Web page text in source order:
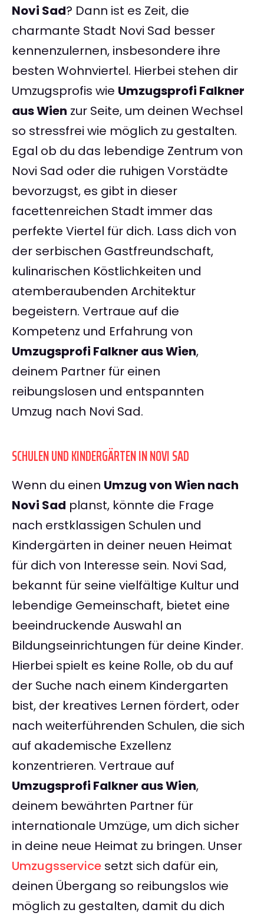
Novi Sad? Dann ist es Zeit, die
charmante Stadt Novi Sad besser
kennenzulernen, insbesondere ihre
besten Wohnviertel. Hierbei stehen dir
Umzugsprofis wie Umzugsprofi Falkner
aus Wien zur Seite, um deinen Wechsel
so stressfrei wie möglich zu gestalten.
Egal ob du das lebendige Zentrum von
Novi Sad oder die ruhigen Vorstädte
bevorzugst, es gibt in dieser
facettenreichen Stadt immer das
perfekte Viertel für dich. Lass dich von
der serbischen Gastfreundschaft,
kulinarischen Köstlichkeiten und
atemberaubenden Architektur
begeistern. Vertraue auf die
Kompetenz und Erfahrung von
Umzugsprofi Falkner aus Wien,
deinem Partner für einen
reibungslosen und entspannten
Umzug nach Novi Sad.
SCHULEN UND KINDERGÄRTEN IN NOVI SAD
Wenn du einen Umzug von Wien nach
Novi Sad planst, könnte die Frage
nach erstklassigen Schulen und
Kindergärten in deiner neuen Heimat
für dich von Interesse sein. Novi Sad,
bekannt für seine vielfältige Kultur und
lebendige Gemeinschaft, bietet eine
beeindruckende Auswahl an
Bildungseinrichtungen für deine Kinder.
Hierbei spielt es keine Rolle, ob du auf
der Suche nach einem Kindergarten
bist, der kreatives Lernen fördert, oder
nach weiterführenden Schulen, die sich
auf akademische Exzellenz
konzentrieren. Vertraue auf
Umzugsprofi Falkner aus Wien,
deinem bewährten Partner für
internationale Umzüge, um dich sicher
in deine neue Heimat zu bringen. Unser
Umzugsservice setzt sich dafür ein,
deinen Übergang so reibungslos wie
möglich zu gestalten, damit du dich